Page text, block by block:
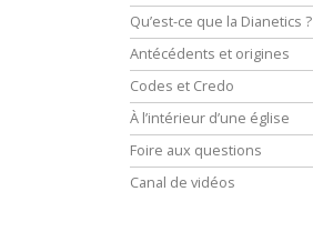
Qu’est-ce que la Dianetics ?
Antécédents et origines
Codes et Credo
À l’intérieur d’une église
Foire aux questions
Canal de vidéos